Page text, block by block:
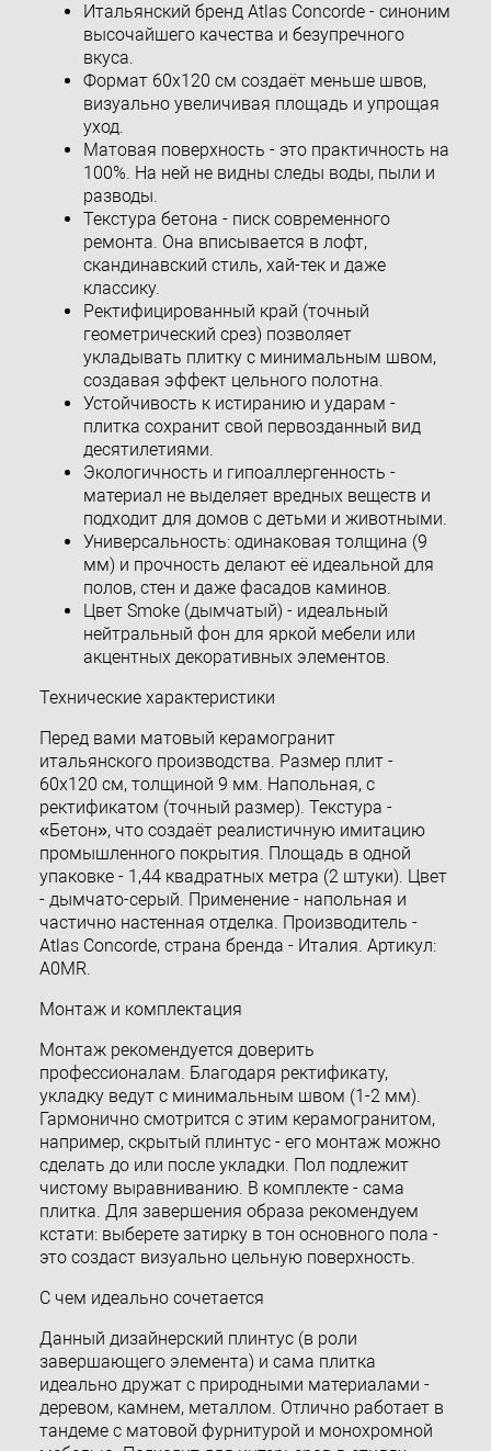
Итальянский бренд Atlas Concorde - синоним
высочайшего качества и безупречного
вкуса.
Формат 60x120 см создаёт меньше швов,
визуально увеличивая площадь и упрощая
уход.
Матовая поверхность - это практичность на
100%. На ней не видны следы воды, пыли и
разводы.
Текстура бетона - писк современного
ремонта. Она вписывается в лофт,
скандинавский стиль, хай-тек и даже
классику.
Ректифицированный край (точный
геометрический срез) позволяет
укладывать плитку с минимальным швом,
создавая эффект цельного полотна.
Устойчивость к истиранию и ударам -
плитка сохранит свой первозданный вид
десятилетиями.
Экологичность и гипоаллергенность -
материал не выделяет вредных веществ и
подходит для домов с детьми и животными.
Универсальность: одинаковая толщина (9
мм) и прочность делают её идеальной для
полов, стен и даже фасадов каминов.
Цвет Smoke (дымчатый) - идеальный
нейтральный фон для яркой мебели или
акцентных декоративных элементов.
Технические характеристики
Перед вами матовый керамогранит
итальянского производства. Размер плит -
60x120 см, толщиной 9 мм. Напольная, с
ректификатом (точный размер). Текстура -
«Бетон», что создаёт реалистичную имитацию
промышленного покрытия. Площадь в одной
упаковке - 1,44 квадратных метра (2 штуки). Цвет
- дымчато-серый. Применение - напольная и
частично настенная отделка. Производитель -
Atlas Concorde, страна бренда - Италия. Артикул:
A0MR.
Монтаж и комплектация
Монтаж рекомендуется доверить
профессионалам. Благодаря ректификату,
укладку ведут с минимальным швом (1-2 мм).
Гармонично смотрится с этим керамогранитом,
например, скрытый плинтус - его монтаж можно
сделать до или после укладки. Пол подлежит
чистому выравниванию. В комплекте - сама
плитка. Для завершения образа рекомендуем
кстати: выберете затирку в тон основного пола -
это создаст визуально цельную поверхность.
С чем идеально сочетается
Данный дизайнерский плинтус (в роли
завершающего элемента) и сама плитка
идеально дружат с природными материалами -
деревом, камнем, металлом. Отлично работает в
тандеме с матовой фурнитурой и монохромной